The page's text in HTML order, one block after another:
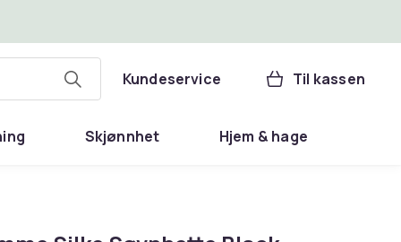
Kundeservice Til kassen
Skjønnhet Hjem & hage